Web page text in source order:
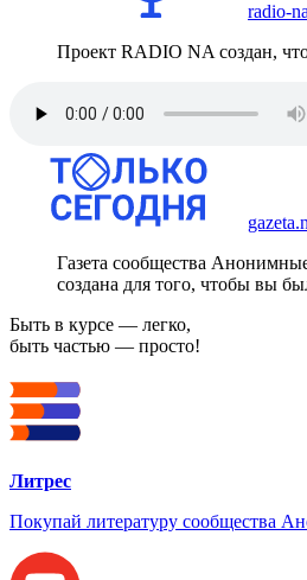
radio-
Проект RADIO NA создан,
Газета сообщества
создана для того, чтобы вы
Быть в курсе — легко,
быть частью — просто!
Литрес
Покупай литературу сообщества